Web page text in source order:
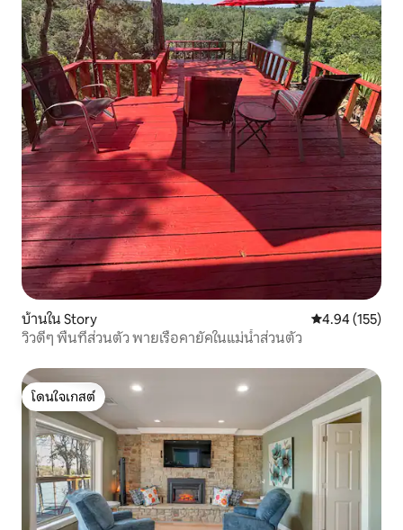
บ้านใน Story คะแนนเฉลี่ย
4.94 (155)
วิวดีๆ พื้นที่ส่วนตัว พายเรือคายัคในแม่น้ำส่วนตัว
โดนใจเกสต์
โดนใจเกสต์